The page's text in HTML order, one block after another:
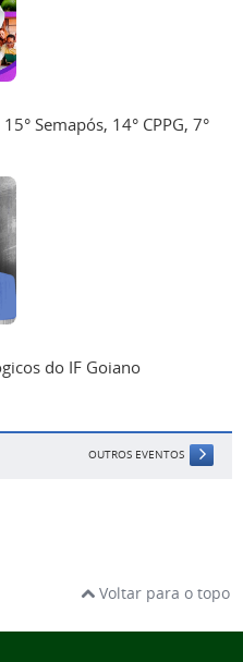
Semapós, 14° CPPG, 7°
do IF Goiano
OUTROS EVENTOS
Voltar para o topo